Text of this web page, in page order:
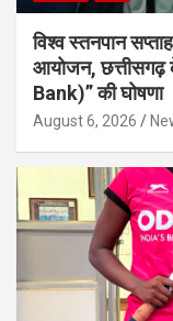
विश्व स्तनपान
आयोजन,
Bank)” की घोषणा
August 6, 2026